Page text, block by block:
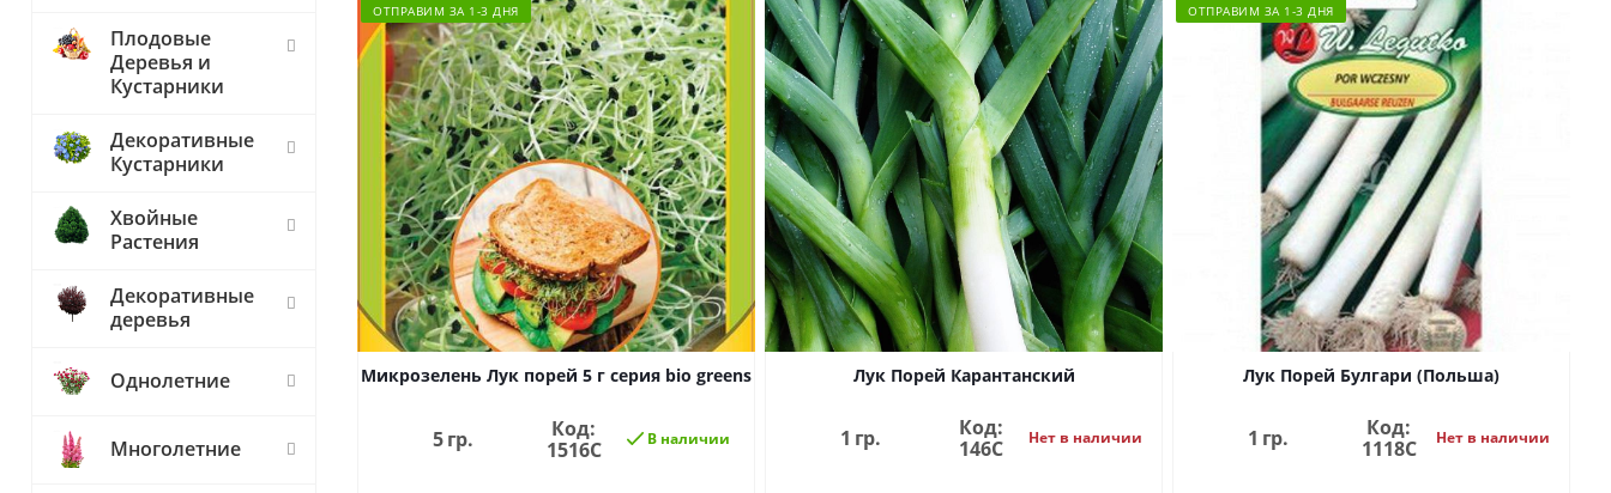
ОТПРАВИМ ЗА 1-3 ДНЯ
Микрозелень Лук порей 5 г серия bio greens
5 гр.
Код:
1516С
В наличии
Лук Порей Карантанский
1 гр.
Код:
146С
Нет в наличии
ОТПРАВИМ ЗА 1-3 ДНЯ
Лук Порей Булгари (Польша)
1 гр.
Код:
1118С
Нет в наличии
Плодовые
Деревья и
Кустарники
Декоративные
Кустарники
Хвойные
Растения
Декоративные
деревья
Однолетние
Многолетние